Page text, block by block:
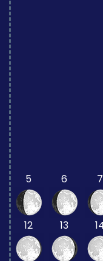
5 6 7
12 13